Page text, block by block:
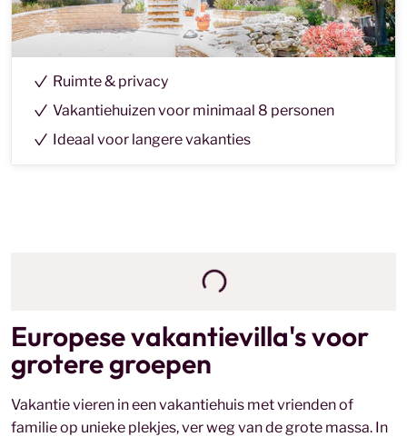
Ruimte & privacy
Vakantiehuizen voor minimaal 8 personen
Ideaal voor langere vakanties
Europese vakantievilla's voor
grotere groepen
Vakantie vieren in een vakantiehuis met vrienden of
familie op unieke plekjes, ver weg van de grote massa. In